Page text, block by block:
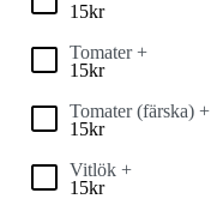
15kr
Tomater +
15kr
Tomater (färska) +
15kr
Vitlök +
15kr